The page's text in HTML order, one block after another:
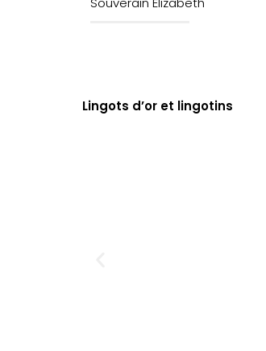
Lingots d’or et lingotins